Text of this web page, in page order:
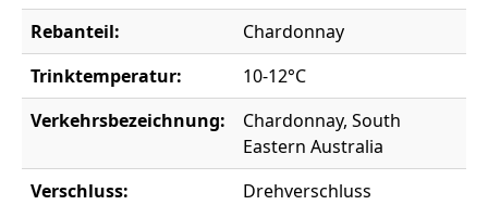
Rebanteil:
Chardonnay
Trinktemperatur:
10-12°C
Verkehrsbezeichnung:
Chardonnay, South
Eastern Australia
Verschluss:
Drehverschluss